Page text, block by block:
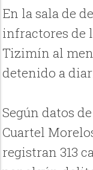
En la sala de
infractores de
Tizimín al
detenido a
Según datos
Cuartel
registran 313